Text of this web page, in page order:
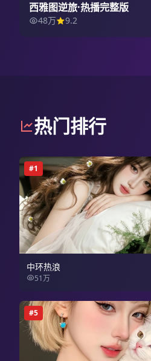
西雅图逆旅·热播完整版
48万 9.2
热门排行
#1
中环热浪
51万
#5